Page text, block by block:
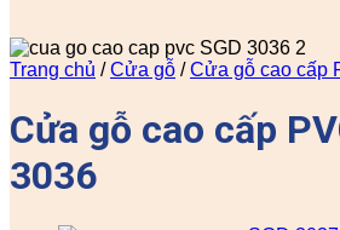
Trang chủ / Cửa gỗ / Cửa gỗ cao cấp
Cửa gỗ cao cấp
3036